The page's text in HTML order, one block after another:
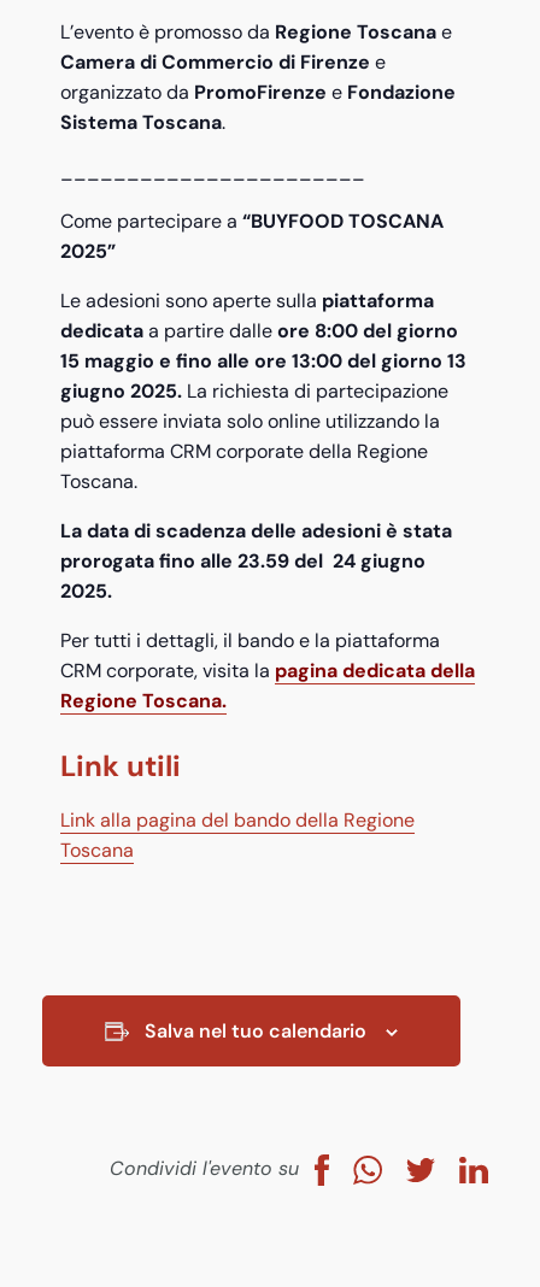
L’evento è promosso da Regione Toscanae
Camera di Commercio di Firenze e
organizzato da PromoFirenze e Fondazione
Sistema Toscana.
_______________________
Come partecipare a “BUYFOOD TOSCANA
2025”
Le adesioni sono aperte sulla piattaforma
dedicataa partire dalleore 8:00 del giorno
15 maggio e fino alle ore 13:00 del giorno 13
giugno 2025. La richiesta di partecipazione
può essere inviata solo online utilizzando la
piattaforma CRM corporate della Regione
Toscana.
La data di scadenza delle adesioni è stata
prorogata fino alle 23.59 del 24 giugno
2025.
Per tutti i dettagli, il bando e la piattaforma
CRM corporate, visita la pagina dedicata della
Regione Toscana.
Link utili
Link alla pagina del bando della Regione
Toscana
Salva nel tuo calendario
Condividi l'evento su